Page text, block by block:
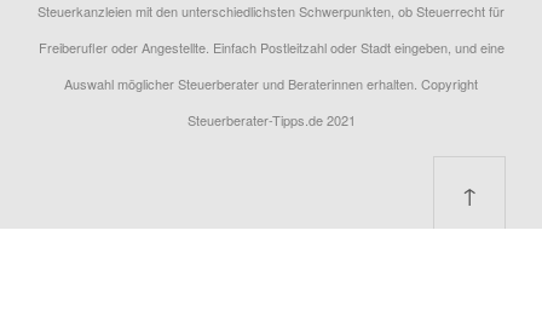
Steuerkanzleien mit den unterschiedlichsten Schwerpunkten, ob Steuerrecht für
Freiberufler oder Angestellte. Einfach Postleitzahl oder Stadt eingeben, und eine
Auswahl möglicher Steuerberater und Beraterinnen erhalten. Copyright
Steuerberater-Tipps.de 2021
↑